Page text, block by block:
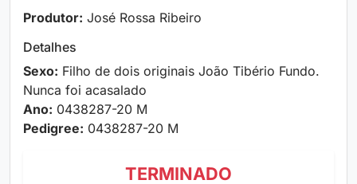
Produtor: José Rossa Ribeiro
Detalhes
Sexo: Filho de dois originais João Tibério Fundo.
Nunca foi acasalado
Ano: 0438287-20 M
Pedigree: 0438287-20 M
TERMINADO